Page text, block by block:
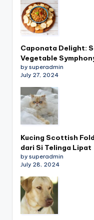
Caponata Delight:
Vegetable
by superadmin
July 27, 2024
Kucing Scottish
dari Si Telinga Lipat
by superadmin
July 28, 2024